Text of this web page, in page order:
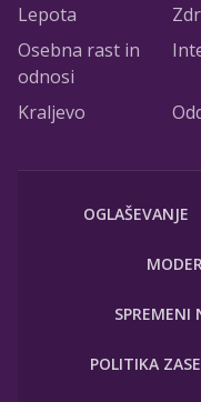
Lepota
Osebna rast in
odnosi
Kraljevo
OGLAŠEVANJE
SPREMENI
POLITIKA